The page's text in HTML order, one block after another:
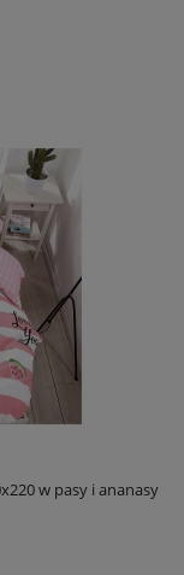
w pasy i ananasy